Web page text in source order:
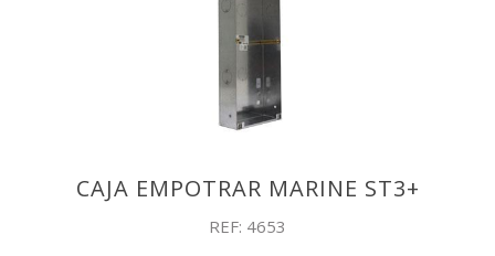
CAJA EMPOTRAR MARINE ST3+
REF: 4653